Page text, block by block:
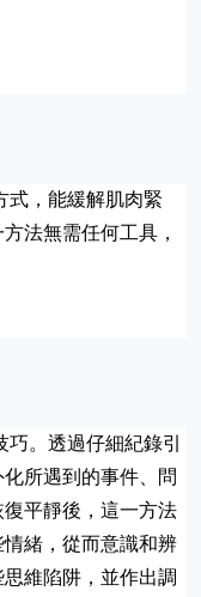
式，能緩解肌肉緊
法無需任何工具，
。透過仔細紀錄引
所遇到的事件、問
平靜後，這一方法
緒，從而意識和辨
維陷阱，並作出調